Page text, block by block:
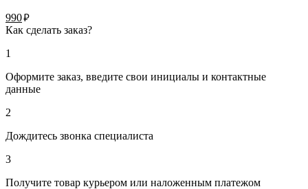
990руб.
Как сделать заказ?
1
Оформите заказ, введите свои инициалы и контактные
данные
2
Дождитесь звонка специалиста
3
Получите товар курьером или наложенным платежом